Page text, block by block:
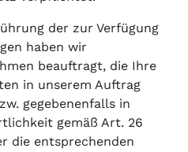
der zur Verfügung
haben wir
beauftragt, die Ihre
in unserem Auftrag
gegebenenfalls in
gemäß Art. 26
die entsprechenden